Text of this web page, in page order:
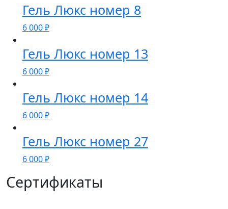
Гель Люкс номер 8
6 000₽
Гель Люкс номер 13
6 000₽
Гель Люкс номер 14
6 000₽
Гель Люкс номер 27
6 000₽
Сертификаты